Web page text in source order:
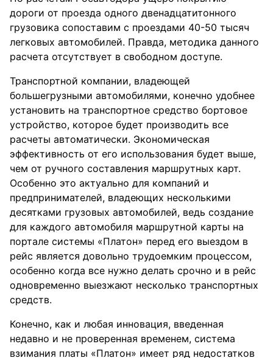
дороги от проезда одного двенадцатитонного
грузовика сопоставим с проездами 40-50 тысяч
легковых автомобилей. Правда, методика данного
расчета отсутствует в свободном доступе.
Транспортной компании, владеющей
большегрузными автомобилями, конечно удобнее
установить на транспортное средство бортовое
устройство, которое будет производить все
расчеты автоматически. Экономическая
эффективность от его использования будет выше,
чем от ручного составления маршрутных карт.
Особенно это актуально для компаний и
предпринимателей, владеющих несколькими
десятками грузовых автомобилей, ведь создание
для каждого автомобиля маршрутной карты на
портале системы «Платон» перед его выездом в
рейс является довольно трудоемким процессом,
особенно когда все нужно делать срочно и в рейс
одновременно выезжают несколько транспортных
средств.
Конечно, как и любая инновация, введенная
недавно и не проверенная временем, система
взимания платы «Платон» имеет ряд недостатков